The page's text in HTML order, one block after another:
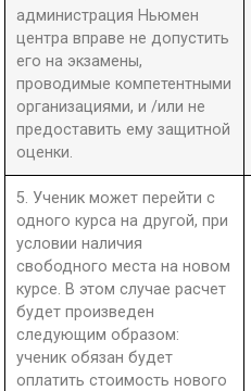
администрация Ньюмен
центра вправе не допустить
его на экзамены,
проводимые компетентными
организациями, и /или не
предоставить ему защитной
оценки.
5. Ученик может перейти с
одного курса на другой, при
условии наличия
свободного места на новом
курсе. В этом случае расчет
будет произведен
следующим образом:
ученик обязан будет
оплатить стоимость нового